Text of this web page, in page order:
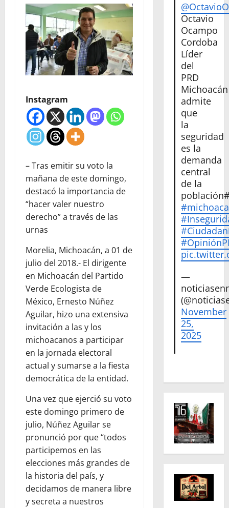
Instagram
– Tras emitir su voto la
mañana de este domingo,
destacó la importancia de
“hacer valer nuestro
derecho” a través de las
urnas
Morelia, Michoacán, a 01 de
julio del 2018.- El dirigente
en Michoacán del Partido
Verde Ecologista de
México, Ernesto Núñez
Aguilar, hizo una extensiva
invitación a las y los
michoacanos a participar
en la jornada electoral
actual y sumarse a la fiesta
democrática de la entidad.
Una vez que ejerció su voto
este domingo primero de
julio, Núñez Aguilar se
pronunció por que “todos
participemos en las
elecciones más grandes de
la historia del país, y
decidamos de manera libre
y secreta a nuestros
Octavio
Ocampo
Cordoba
Líder
del
PRD
Michoacán
admite
que
la
seguridad
es la
demanda
central
de la
—
November
25,
2025